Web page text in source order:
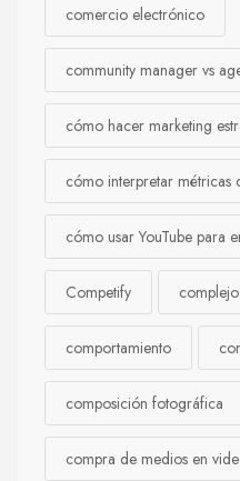
comercio electrónico
community manager vs
cómo hacer marketing
cómo interpretar métricas
cómo usar YouTube para
Competify complejo
comportamiento
composición fotográfica
compra de medios en